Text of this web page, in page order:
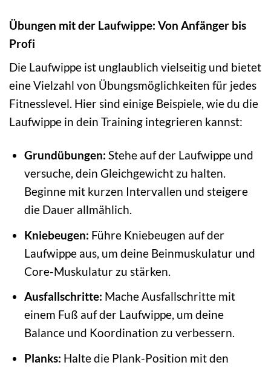
Übungen mit der Laufwippe: Von Anfänger bis
Profi
Die Laufwippe ist unglaublich vielseitig und bietet
eine Vielzahl von Übungsmöglichkeiten für jedes
Fitnesslevel. Hier sind einige Beispiele, wie du die
Laufwippe in dein Training integrieren kannst:
Grundübungen: Stehe auf der Laufwippe und
versuche, dein Gleichgewicht zu halten.
Beginne mit kurzen Intervallen und steigere
die Dauer allmählich.
Kniebeugen: Führe Kniebeugen auf der
Laufwippe aus, um deine Beinmuskulatur und
Core-Muskulatur zu stärken.
Ausfallschritte: Mache Ausfallschritte mit
einem Fuß auf der Laufwippe, um deine
Balance und Koordination zu verbessern.
Planks: Halte die Plank-Position mit den